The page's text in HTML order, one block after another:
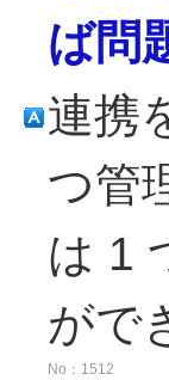
ば問
連携
つ管
は 1
がで
No：1512